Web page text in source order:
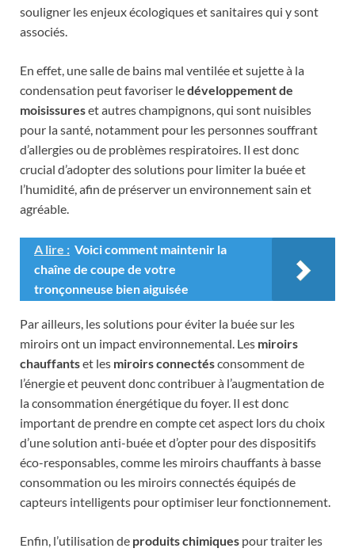
souligner les enjeux écologiques et sanitaires qui y sont
associés.
En effet, une salle de bains mal ventilée et sujette à la
condensation peut favoriser ledéveloppement de
moisissureset autres champignons, qui sont nuisibles
pour la santé, notamment pour les personnes souffrant
d’allergies ou de problèmes respiratoires. Il est donc
crucial d’adopter des solutions pour limiter la buée et
l’humidité, afin de préserver un environnement sain et
agréable.
A lire : Voici comment maintenir la
chaîne de coupe de votre
tronçonneuse bien aiguisée
Par ailleurs, les solutions pour éviter la buée sur les
miroirs ont un impact environnemental. Les miroirs
chauffantset les miroirs connectésconsomment de
l’énergie et peuvent donc contribuer à l’augmentation de
la consommation énergétique du foyer. Il est donc
important de prendre en compte cet aspect lors du choix
d’une solution anti-buée et d’opter pour des dispositifs
éco-responsables, comme les miroirs chauffants à basse
consommation ou les miroirs connectés équipés de
capteurs intelligents pour optimiser leur fonctionnement.
Enfin, l’utilisation de produits chimiques pour traiter les